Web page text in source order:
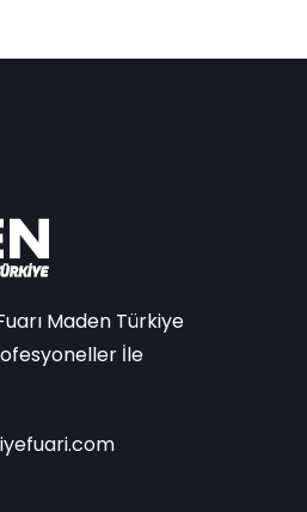
Maden Türkiye
İle